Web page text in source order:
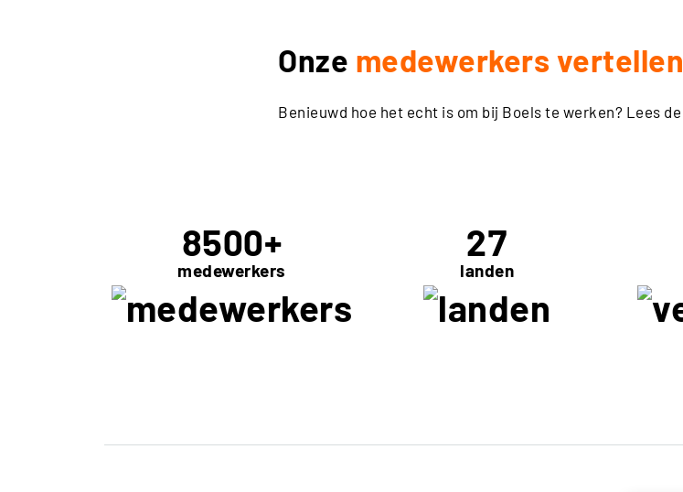
Onze medewerkers vertellen
Benieuwd hoe het echt is om bij Boels te werken? Lees de
8500+
medewerkers
27
landen